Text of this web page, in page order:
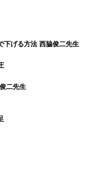
下げる方法 西脇俊二先生
二先生